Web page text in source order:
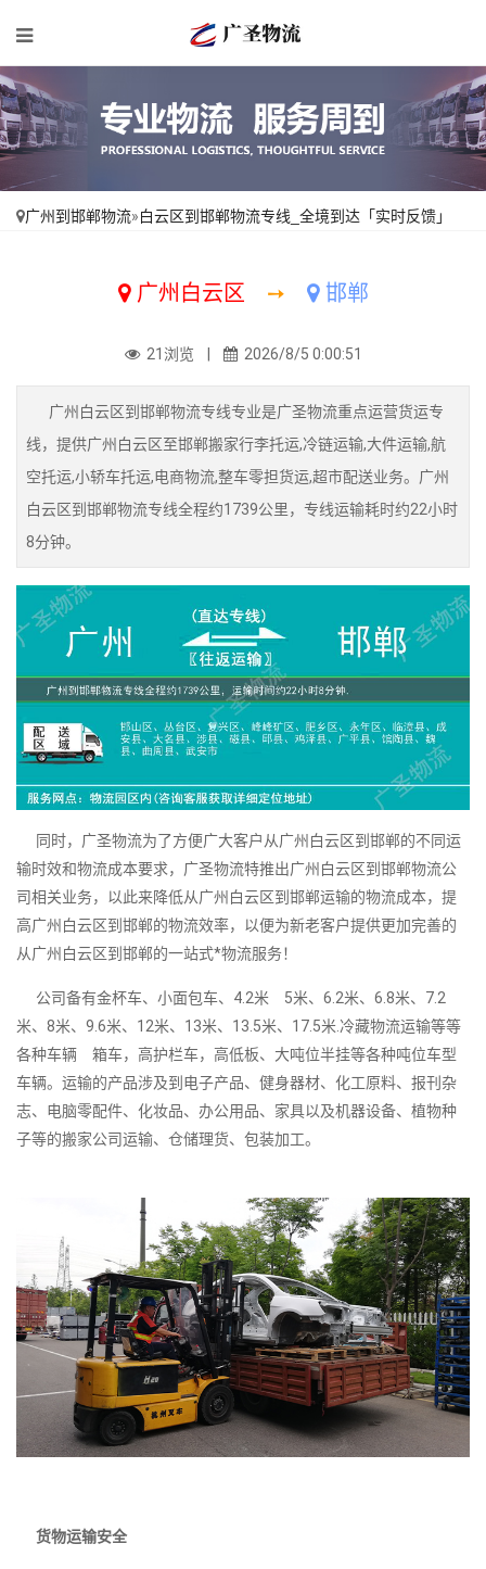
广州到邯郸物流»白云区到邯郸物流专线_全境到达「实时反馈」
广州白云区 ➙ 邯郸
21浏览 | 2026/8/5 0:00:51
广州白云区到邯郸物流专线专业是广圣物流重点运营货运专
线，提供广州白云区至邯郸搬家行李托运,冷链运输,大件运输,航
空托运,小轿车托运,电商物流,整车零担货运,超市配送业务。广州
白云区到邯郸物流专线全程约1739公里，专线运输耗时约22小时
8分钟。
同时，广圣物流为了方便广大客户从广州白云区到邯郸的不同运
输时效和物流成本要求，广圣物流特推出广州白云区到邯郸物流公
司相关业务，以此来降低从广州白云区到邯郸运输的物流成本，提
高广州白云区到邯郸的物流效率，以便为新老客户提供更加完善的
从广州白云区到邯郸的一站式*物流服务！
公司备有金杯车、小面包车、4.2米 5米、6.2米、6.8米、7.2
米、8米、9.6米、12米、13米、13.5米、17.5米.冷藏物流运输等等
各种车辆 箱车，高护栏车，高低板、大吨位半挂等各种吨位车型
车辆。运输的产品涉及到电子产品、健身器材、化工原料、报刊杂
志、电脑零配件、化妆品、办公用品、家具以及机器设备、植物种
子等的搬家公司运输、仓储理货、包装加工。
货物运输安全